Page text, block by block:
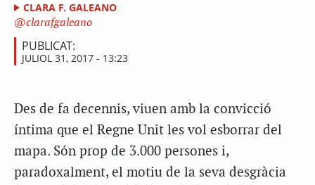
CLARA F. GALEANO
clarafgaleano
PUBLICAT:
JULIOL 31, 2017 - 13:23
Des de fa decennis, viuen amb la convicció
íntima que el Regne Unit les vol esborrar del
mapa. Són prop de 3.000 persones i,
paradoxalment, el motiu de la seva desgràcia